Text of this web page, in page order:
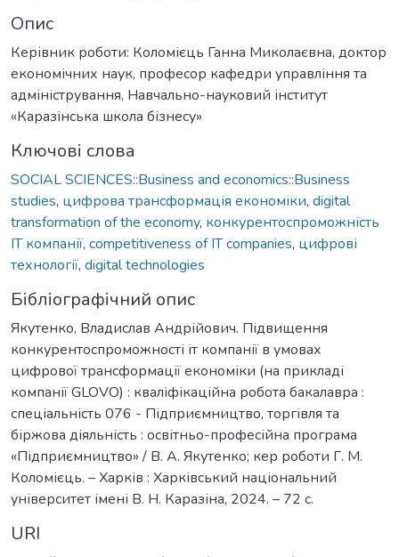
Опис
Керівник роботи: Коломієць Ганна Миколаєвна, доктор
економічних наук, професор кафедри управління та
адміністрування, Навчально-науковий інститут
«Каразінська школа бізнесу»
Ключові слова
SOCIAL SCIENCES::Business and economics::Business
studies, цифрова трансформація економіки, digital
transformation of the economy, конкурентоспроможність
ІТ компанії, competitiveness of IT companies, цифрові
технології, digital technologies
Бібліографічний опис
Якутенко, Владислав Андрійович. Підвищення
конкурентоспроможності іт компанії в умовах
цифрової трансформації економіки (на прикладі
компанії GLOVO) : кваліфікаційна робота бакалавра :
спеціальність 076 - Підприємництво, торгівля та
біржова діяльність : освітньо-професійна програма
«Підприємництво» / В. А. Якутенко; кер роботи Г. М.
Коломієць. – Харків : Харківський національний
університет імені В. Н. Каразіна, 2024. – 72 с.
URI